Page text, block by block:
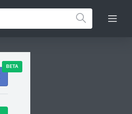
BETA